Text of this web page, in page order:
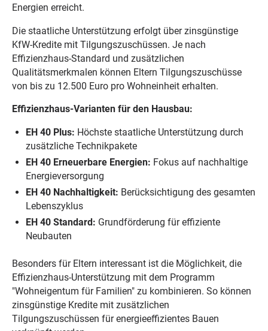
Energien erreicht.
Die staatliche Unterstützung erfolgt über zinsgünstige
KfW-Kredite mit Tilgungszuschüssen. Je nach
Effizienzhaus-Standard und zusätzlichen
Qualitätsmerkmalen können Eltern Tilgungszuschüsse
von bis zu 12.500 Euro pro Wohneinheit erhalten.
Effizienzhaus-Varianten für den Hausbau:
EH 40 Plus: Höchste staatliche Unterstützung durch
zusätzliche Technikpakete
EH 40 Erneuerbare Energien: Fokus auf nachhaltige
Energieversorgung
EH 40 Nachhaltigkeit: Berücksichtigung des gesamten
Lebenszyklus
EH 40 Standard: Grundförderung für effiziente
Neubauten
Besonders für Eltern interessant ist die Möglichkeit, die
Effizienzhaus-Unterstützung mit dem Programm
"Wohneigentum für Familien" zu kombinieren. So können
zinsgünstige Kredite mit zusätzlichen
Tilgungszuschüssen für energieeffizientes Bauen